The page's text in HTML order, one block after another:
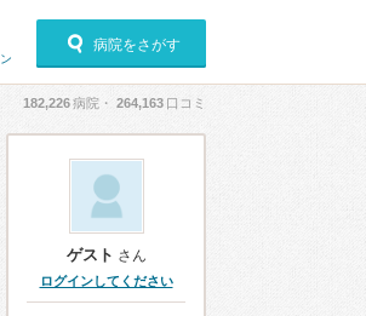
病院をさがす
182,226病院・ 264,163 口コミ
ゲスト さん
ログインしてください